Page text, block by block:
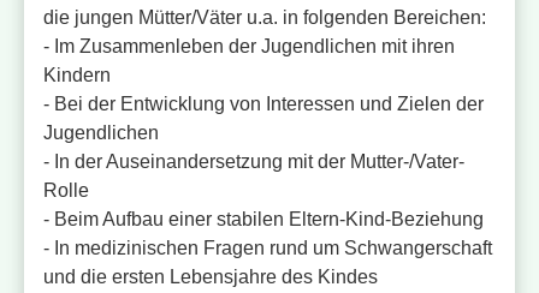
die jungen Mütter/Väter u.a. in folgenden Bereichen:
- Im Zusammenleben der Jugendlichen mit ihren
Kindern
- Bei der Entwicklung von Interessen und Zielen der
Jugendlichen
- In der Auseinandersetzung mit der Mutter-/Vater-
Rolle
- Beim Aufbau einer stabilen Eltern-Kind-Beziehung
- In medizinischen Fragen rund um Schwangerschaft
und die ersten Lebensjahre des Kindes